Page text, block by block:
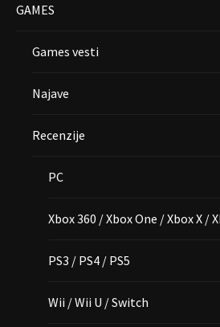
GAMES
Games vesti
Najave
Recenzije
PC
Xbox 360 / Xbox One / Xbox X /
PS3 / PS4 / PS5
Wii / Wii U / Switch